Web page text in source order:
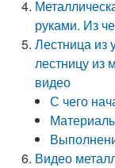
руками. Из
Лестница из
лестницу из
видео
С чего
Видео